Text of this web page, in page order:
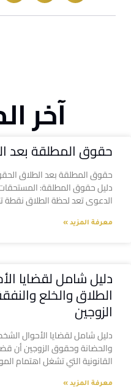
آخر
حقوق المطلقة بعد
حقوق المطلقة بعد الطلاق
دليل حقوق المطلقة: المستحقات
الدعوى تعد لحظة الطلاق نقطة
معرفة المزيد »
دليل شامل لقضايا
الطلاق والخلع
الزوجين
دليل شامل لقضايا الأحوال
والحضانة وحقوق الزوجين أن
القانونية التي تشغل اهتمام
معرفة المزيد »